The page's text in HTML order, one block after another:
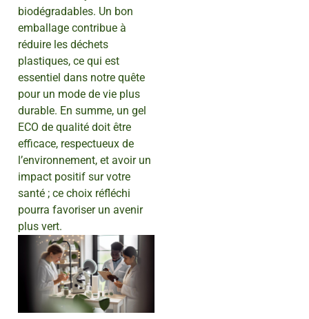
biodégradables. Un bon
emballage contribue à
réduire les déchets
plastiques, ce qui est
essentiel dans notre quête
pour un mode de vie plus
durable. En summe, un gel
ECO de qualité doit être
efficace, respectueux de
l’environnement, et avoir un
impact positif sur votre
santé ; ce choix réfléchi
pourra favoriser un avenir
plus vert.